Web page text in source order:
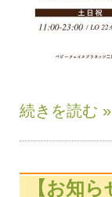
続きを読む »
【お知